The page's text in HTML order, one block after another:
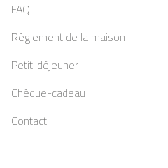
FAQ
Règlement de la maison
Petit-déjeuner
Chèque-cadeau
Contact